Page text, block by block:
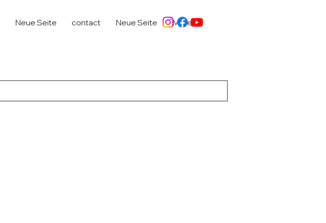
Neue Seite contact Neue Seite More